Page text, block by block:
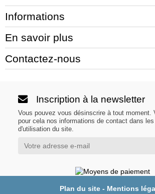
Informations
En savoir plus
Contactez-nous
Inscription à la newsletter
Vous pouvez vous désinscrire à tout moment.
pour cela nos informations de contact dans
d'utilisation du site.
Plan du site- Mentions